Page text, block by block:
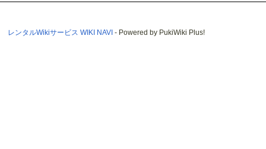
レンタルWikiサービス WIKI NAVI - Powered by PukiWiki Plus!